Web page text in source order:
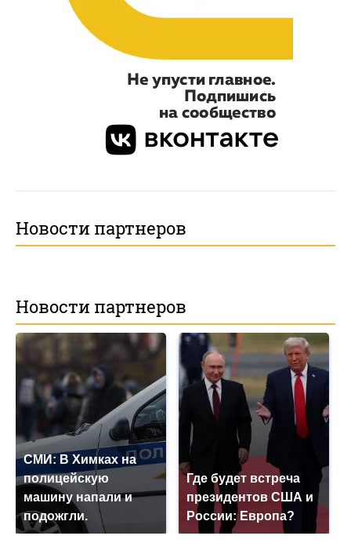
Новости партнеров
Новости партнеров
СМИ: В Химках на
полицейскую
машину напали и
подожгли.
Где будет встреча
президентов США и
России: Европа?